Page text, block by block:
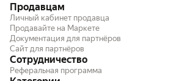
Продавцам
Личный кабинет продавца
Продавайте на Маркете
Документация для партнёров
Сайт для партнёров
Сотрудничество
Реферальная программа